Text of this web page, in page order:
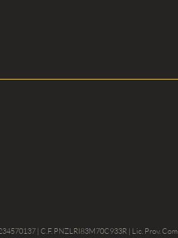
| C.F. PNZLRI83M70C933R | Lic. Prov.